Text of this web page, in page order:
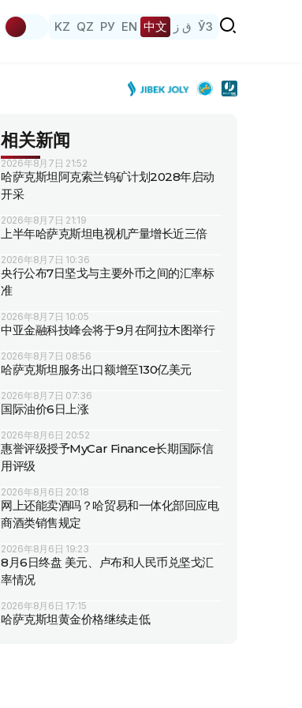
KZ QZ РУ EN 中文 ق ز ЎЗ
相关新闻
2026年8月7日 21:52
哈萨克斯坦阿克索兰钨矿计划2028年启动
开采
2026年8月7日 21:19
上半年哈萨克斯坦电视机产量增长近三倍
2026年8月7日 10:36
央行公布7日坚戈与主要外币之间的汇率标
准
2026年8月7日 10:05
中亚金融科技峰会将于9月在阿拉木图举行
2026年8月7日 08:56
哈萨克斯坦服务出口额增至130亿美元
2026年8月7日 07:36
国际油价6日上涨
2026年8月6日 20:52
惠誉评级授予MyCar Finance长期国际信
用评级
2026年8月6日 20:18
网上还能卖酒吗？哈贸易和一体化部回应电
商酒类销售规定
2026年8月6日 19:23
8月6日终盘 美元、卢布和人民币兑坚戈汇
率情况
2026年8月6日 17:15
哈萨克斯坦黄金价格继续走低